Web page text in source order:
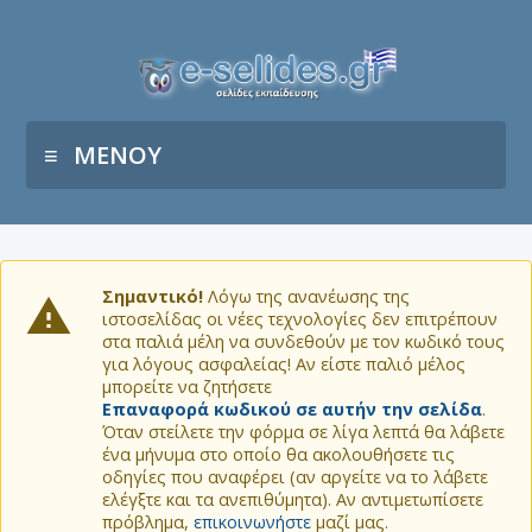
ΜΕΝΟΥ
Σημαντικό! Λόγω της ανανέωσης της
ιστοσελίδας οι νέες τεχνολογίες δεν επιτρέπουν
στα παλιά μέλη να συνδεθούν με τον κωδικό τους
για λόγους ασφαλείας! Αν είστε παλιό μέλος
μπορείτε να ζητήσετε
Επαναφορά κωδικού σε αυτήν την σελίδα.
Όταν στείλετε την φόρμα σε λίγα λεπτά θα λάβετε
ένα μήνυμα στο οποίο θα ακολουθήσετε τις
οδηγίες που αναφέρει (αν αργείτε να το λάβετε
ελέγξτε και τα ανεπιθύμητα). Αν αντιμετωπίσετε
πρόβλημα, επικοινωνήστε μαζί μας.